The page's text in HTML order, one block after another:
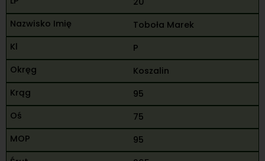
Toboła Marek
P
Koszalin
95
75
95